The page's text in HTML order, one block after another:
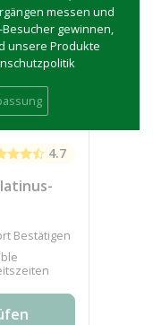
4.7
Bestätigen
messen und
gewinnen,
unsere Produkte